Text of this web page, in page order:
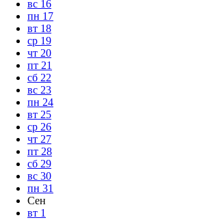
вс 16
пн 17
вт 18
ср 19
чт 20
пт 21
сб 22
вс 23
пн 24
вт 25
ср 26
чт 27
пт 28
сб 29
вс 30
пн 31
Сен
вт 1